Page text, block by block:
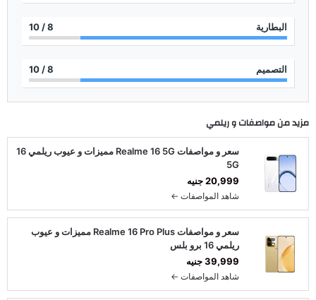
البطارية 8
/ 10
التصميم 8
/ 10
مزيد من مواصفات وريلمي
سعر و مواصفات Realme 16 5G مميزات و عيوب ريلمي 16
5G
20,999 جنيه
شاهد المواصفات ←
سعر و مواصفات Realme 16 Pro Plus مميزات و عيوب
ريلمي 16 برو بلس
39,999 جنيه
شاهد المواصفات ←